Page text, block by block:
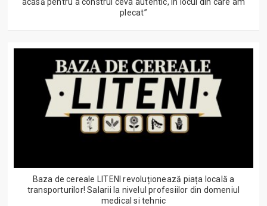
plecat”
Baza de cereale LITENI revoluționează piața locală a
transporturilor! Salarii la nivelul profesiilor din domeniul
medical si tehnic